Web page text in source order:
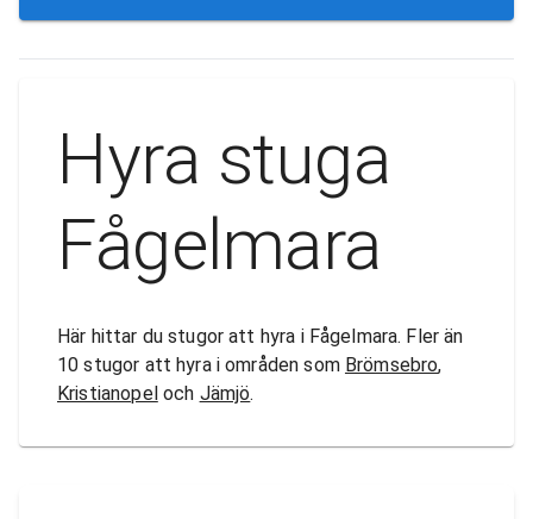
Hyra stuga
Fågelmara
Här hittar du stugor att hyra i Fågelmara. Fler än
10 stugor att hyra i områden som Brömsebro,
Kristianopeloch Jämjö.